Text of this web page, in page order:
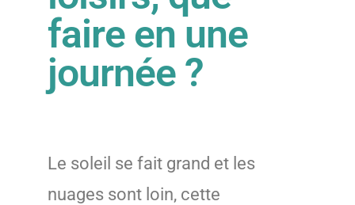
faire en une
journée ?
Le soleil se fait grand et les
nuages sont loin, cette